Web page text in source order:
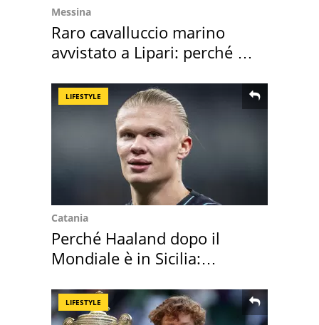
Messina
Raro cavalluccio marino
avvistato a Lipari: perché è
LIFESTYLE
Catania
Perché Haaland dopo il
Mondiale è in Sicilia:
LIFESTYLE